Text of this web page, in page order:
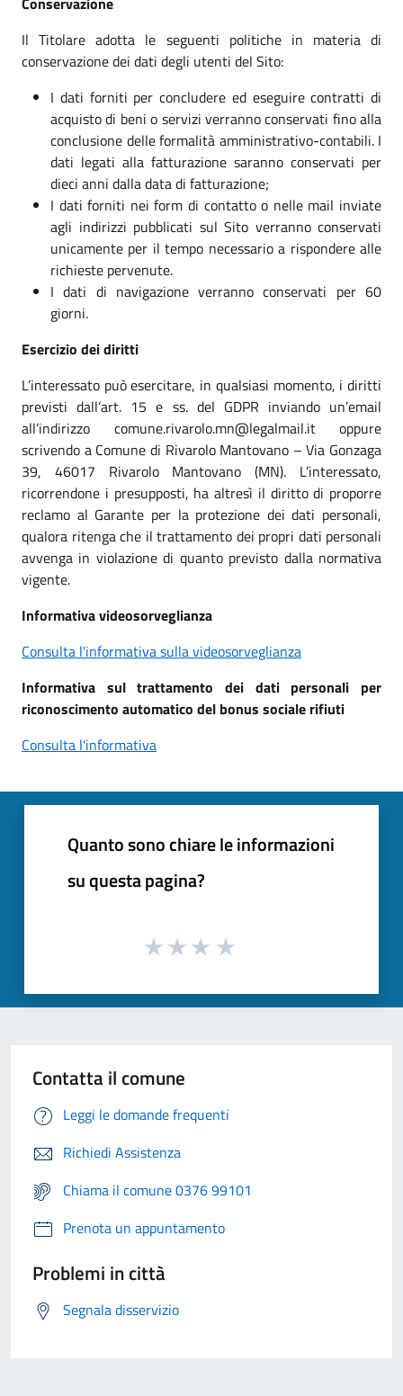
Il Titolare adotta le seguenti politiche in materia di
conservazione dei dati degli utenti del Sito:
I dati forniti per concludere ed eseguire contratti di
acquisto di beni o servizi verranno conservati fino alla
conclusione delle formalità amministrativo-contabili. I
dati legati alla fatturazione saranno conservati per
dieci anni dalla data di fatturazione;
I dati forniti nei form di contatto o nelle mail inviate
agli indirizzi pubblicati sul Sito verranno conservati
unicamente per il tempo necessario a rispondere alle
richieste pervenute.
I dati di navigazione verranno conservati per 60
giorni.
Esercizio dei diritti
L’interessato può esercitare, in qualsiasi momento, i diritti
previsti dall’art. 15 e ss. del GDPR inviando un’email
all’indirizzo comune.rivarolo.mn@legalmail.it oppure
scrivendo a Comune di Rivarolo Mantovano – Via Gonzaga
39, 46017 Rivarolo Mantovano (MN). L’interessato,
ricorrendone i presupposti, ha altresì il diritto di proporre
reclamo al Garante per la protezione dei dati personali,
qualora ritenga che il trattamento dei propri dati personali
avvenga in violazione di quanto previsto dalla normativa
vigente.
Informativa videosorveglianza
Consulta l'informativa sulla videosorveglianza
Informativa sul trattamento dei dati personali per
riconoscimento automatico del bonus sociale rifiuti
Consulta l'informativa
Quanto sono chiare le informazioni
su questa pagina?
Contatta il comune
Leggi le domande frequenti
Richiedi Assistenza
Chiama il comune 0376 99101
Prenota un appuntamento
Problemi in città
Segnala disservizio